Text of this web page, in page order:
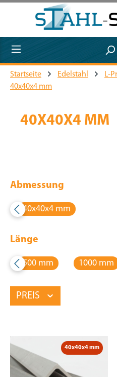
Zum Hauptinhalt springen
Startseite Edelstahl
L-
40x40x4 mm
40X40X4 MM
Abmessung
40x40x4 mm
Länge
500 mm 1000 mm
PREIS
40x40x4 mm